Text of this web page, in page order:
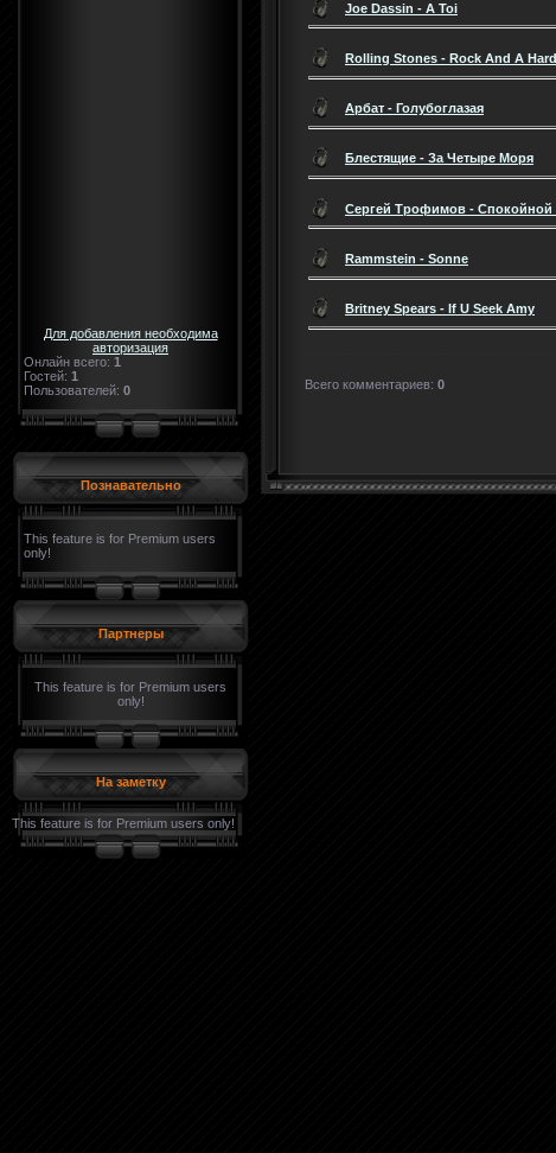
Для добавления необходима
авторизация
Онлайн всего: 1
Гостей: 1
Пользователей: 0
Познавательно
This feature is for Premium users
only!
Партнеры
This feature is for Premium users
only!
На заметку
This feature is for Premium users only!
Joe Dassin - A Toi
Rolling Stones - Rock And A
Арбат - Голубоглазая
Блестящие - За Четыре Моря
Сергей Трофимов - Спокойной
Rammstein - Sonne
Britney Spears - If U Seek Amy
Всего комментариев: 0